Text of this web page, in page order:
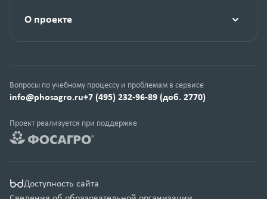
О проекте
Доступность сайта
Вопросы по учебному процессу и проблемам в сервисе
info@phosagro.ru+7 (495) 232-96-89 (доб. 2770)
Проект реализуется при поддержке